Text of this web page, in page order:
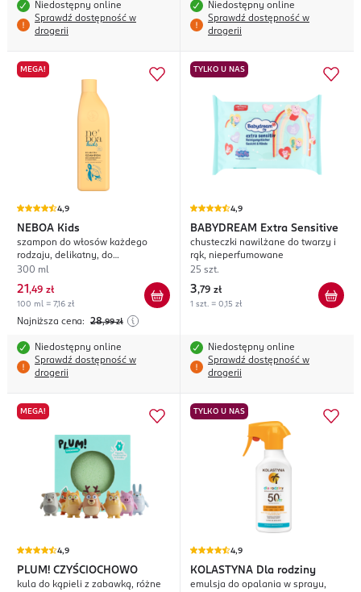
Niedostępny online
Sprawdź dostępność w
drogerii
Niedostępny online
Sprawdź dostępność w
drogerii
MEGA!
4,9
NEBOA Kids
szampon do włosów każdego
rodzaju, delikatny, do
codziennego stosowania, 1+;
300 ml
21 ,49 zł
100 ml = 7,16 zł
Najniższa cena: 28,99 zł
Niedostępny online
Sprawdź dostępność w
drogerii
TYLKO U NAS
4,9
BABYDREAM Extra Sensitive
chusteczki nawilżane do twarzy i
rąk, nieperfumowane
25 szt.
3,79 zł
1 szt. = 0,15 zł
Niedostępny online
Sprawdź dostępność w
drogerii
MEGA!
4,9
PLUM! CZYŚCIOCHOWO
kula do kąpieli z zabawką, różne
TYLKO U NAS
4,9
KOLASTYNA Dla rodziny
emulsja do opalania w sprayu,